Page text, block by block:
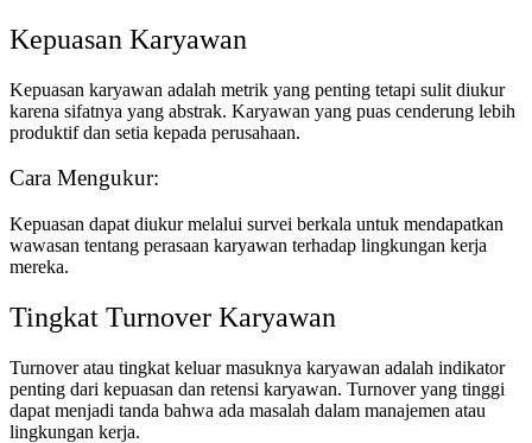
Kepuasan Karyawan
Kepuasan karyawan adalah metrik yang penting tetapi sulit diukur
karena sifatnya yang abstrak. Karyawan yang puas cenderung lebih
produktif dan setia kepada perusahaan.
Cara Mengukur:
Kepuasan dapat diukur melalui survei berkala untuk mendapatkan
wawasan tentang perasaan karyawan terhadap lingkungan kerja
mereka.
Tingkat Turnover Karyawan
Turnover atau tingkat keluar masuknya karyawan adalah indikator
penting dari kepuasan dan retensi karyawan. Turnover yang tinggi
dapat menjadi tanda bahwa ada masalah dalam manajemen atau
lingkungan kerja.